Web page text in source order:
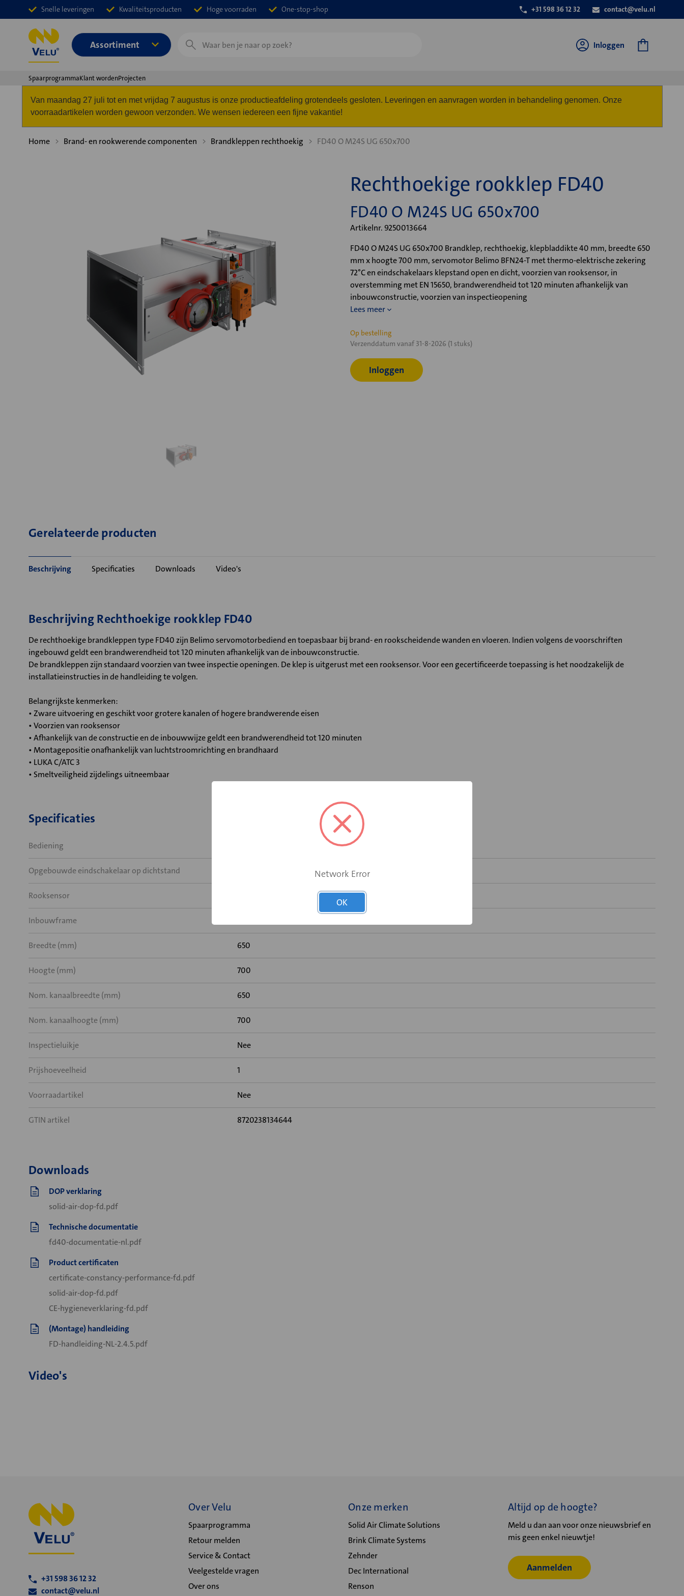
Snelle leveringen Kwaliteitsproducten Hoge voorraden One-stop-shop +31 598 36 12 32 contact@velu.nl
Assortiment
Zoeken
Inloggen
SpaarprogrammaKlant wordenProjecten
Van maandag 27 juli tot en met vrijdag 7 augustus is onze productieafdeling grotendeels gesloten. Leveringen en aanvragen worden in behandeling genomen. Onze
voorraadartikelen worden gewoon verzonden. We wensen iedereen een fijne vakantie!
Home Brand- en rookwerende componenten Brandkleppen rechthoekig FD40 O M24S UG 650x700
Rechthoekige rookklep FD40
FD40 O M24S UG 650x700
Artikelnr. 9250013664
FD40 O M24S UG 650x700 Brandklep, rechthoekig, klepbladdikte 40 mm, breedte 650
mm x hoogte 700 mm, servomotor Belimo BFN24-T met thermo-elektrische zekering
72°C en eindschakelaars klepstand open en dicht, voorzien van rooksensor, in
overstemming met EN 15650, brandwerendheid tot 120 minuten afhankelijk van
inbouwconstructie, voorzien van inspectieopening
Lees meer
Huidige
voorraad:
Op bestelling
Verzenddatum vanaf 31-8-2026 (1 stuks)
Inloggen
Gerelateerde producten
Beschrijving Specificaties Downloads Video's
Beschrijving Rechthoekige rookklep FD40
De rechthoekige brandkleppen type FD40 zijn Belimo servomotorbediend en toepasbaar bij brand- en rookscheidende wanden en vloeren. Indien volgens de voorschriften
ingebouwd geldt een brandwerendheid tot 120 minuten afhankelijk van de inbouwconstructie.
De brandkleppen zijn standaard voorzien van twee inspectie openingen. De klep is uitgerust met een rooksensor. Voor een gecertificeerde toepassing is het noodzakelijk de
installatieinstructies in de handleiding te volgen.
Belangrijkste kenmerken:
• Zware uitvoering en geschikt voor grotere kanalen of hogere brandwerende eisen
• Voorzien van rooksensor
• Afhankelijk van de constructie en de inbouwwijze geldt een brandwerendheid tot 120 minuten
• Montagepositie onafhankelijk van luchtstroomrichting en brandhaard
• LUKA C/ATC 3
• Smeltveiligheid zijdelings uitneembaar
Specificaties
Bediening
Opgebouwde eindschakelaar op dichtstand
Rooksensor
Inbouwframe
Breedte (mm) 650
Hoogte (mm) 700
Nom. kanaalbreedte (mm) 650
Nom. kanaalhoogte (mm) 700
Inspectieluikje Nee
Prijshoeveelheid 1
Voorraadartikel Nee
GTIN artikel 8720238134644
Downloads
DOP verklaring
solid-air-dop-fd.pdf
Technische documentatie
fd40-documentatie-nl.pdf
Product certificaten
certificate-constancy-performance-fd.pdf
solid-air-dop-fd.pdf
CE-hygieneverklaring-fd.pdf
(Montage) handleiding
FD-handleiding-NL-2.4.5.pdf
Video's
+31 598 36 12 32
contact@velu.nl
Over Velu
Spaarprogramma
Retour melden
Service & Contact
Veelgestelde vragen
Over ons
Onze merken
Solid Air Climate Solutions
Brink Climate Systems
Zehnder
Dec International
Renson
Altijd op de hoogte?
Meld u dan aan voor onze nieuwsbrief en
mis geen enkel nieuwtje!
Aanmelden
Network Error
OK